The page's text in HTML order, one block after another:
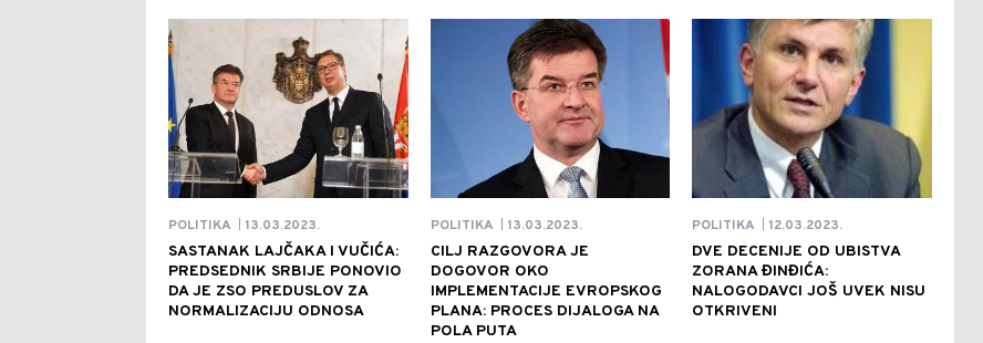
POLITIKA 13.03.2023.
SASTANAK LAJČAKA I VUČIĆA:
PREDSEDNIK SRBIJE PONOVIO
DA JE ZSO PREDUSLOV ZA
NORMALIZACIJU ODNOSA
POLITIKA 13.03.2023.
CILJ RAZGOVORA JE
DOGOVOR OKO
IMPLEMENTACIJE EVROPSKOG
PLANA: PROCES DIJALOGA NA
POLA PUTA
POLITIKA 12.03.2023.
DVE DECENIJE OD UBISTVA
ZORANA ĐINĐIĆA:
NALOGODAVCI JOŠ UVEK NISU
OTKRIVENI